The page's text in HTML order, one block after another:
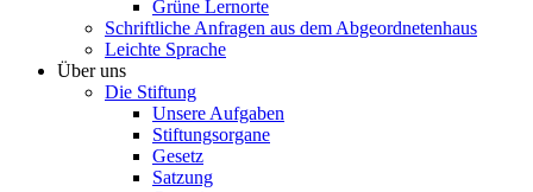
Grüne Lernorte
Schriftliche Anfragen aus dem Abgeordnetenhaus
Leichte Sprache
Über uns
Die Stiftung
Unsere Aufgaben
Stiftungsorgane
Gesetz
Satzung